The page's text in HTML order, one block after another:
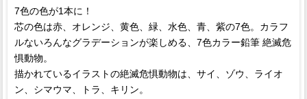
7色の色が1本に！
芯の色は赤、オレンジ、黄色、緑、水色、青、紫の7色。カラフ
ルないろんなグラデーションが楽しめる、7色カラー鉛筆 絶滅危
惧動物。
描かれているイラストの絶滅危惧動物は、サイ、ゾウ、ライオ
ン、シマウマ、トラ、キリン。